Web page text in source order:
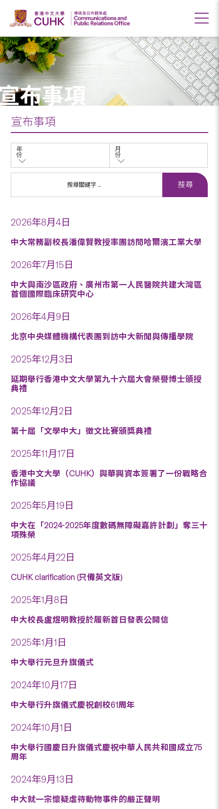
布事項
宣布事項
年
份
月
份
2026年8月4日
中大常務副校長潘偉賢教授率團訪問哈爾濱工業大學
2026年7月15日
中大與南沙區政府、廣州市第一人民醫院共建大灣區
首個國際臨床研究中心
2026年4月9日
北京中央媒體機構代表團到訪中大新聞與傳播學院
2025年12月3日
延期舉行香港中文大學第九十六屆大會榮譽博士頒授
典禮
2025年12月2日
第十屆「文學中大」徵文比賽頒獎典禮
2025年11月17日
香港中文大學（CUHK）與華興資本簽署了一份戰略合
作協議
2025年5月19日
中大在「2024-2025年度數碼無障礙嘉許計劃」奪三十
項殊榮
2025年4月22日
CUHK clarification (只備英文版)
2025年1月8日
中大校長盧煜明教授於履新首日發表公開信
2025年1月1日
中大舉行元旦升旗儀式
2024年10月17日
中大舉行升旗儀式慶祝創校61周年
2024年10月1日
中大舉行國慶日升旗儀式慶祝中華人民共和國成立75
周年
2024年9月13日
中大就一宗懷疑虐待動物事件的嚴正聲明